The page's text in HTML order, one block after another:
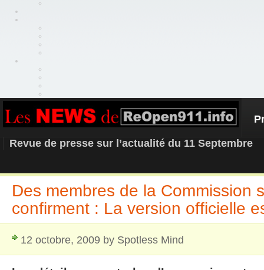
REOPEN911 – NEWS
Revue de presse sur l’actualité du 11 Septembre
Des membres de la Commission
confirment : La version officielle
12 octobre, 2009 by Spotless Mind